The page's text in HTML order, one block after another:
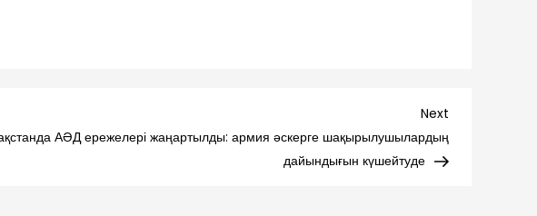
Post
Next
АӘД ережелері жаңартылды: армия әскерге шақырылушылардың
дайындығын күшейтуде